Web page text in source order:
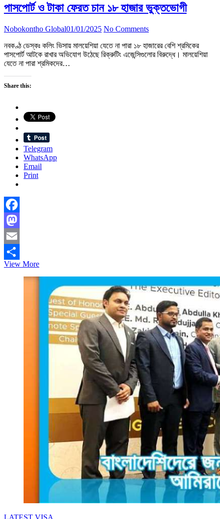
পাসপোর্ট ও টাকা ফেরত চান ১৮ হাজার ভুক্তভোগী
Nobokontho Global01/01/2025 No Comments
নবকণ্ঠ ডেস্কঃ কলিং ভিসায় মালয়েশিয়া যেতে না পারা ১৮ হাজারের বেশি শ্রমিকের
পাসপোর্ট আটকে রাখার অভিযোগ উঠেছে রিক্রুটিং এজেন্সিগুলোর বিরুদ্ধে। মালয়েশিয়া
যেতে না পারা শ্রমিকদের…
Share this:
Telegram
WhatsApp
Email
Print
Facebook
Mastodon
Email
Share
View Moreপাসপোর্ট
ফেরত
হাজার
ভুক্তভোগী
LATEST VISA